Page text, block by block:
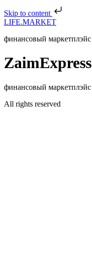
Skip to content
LIFE.MARKET
финансовый маркетплэйс
ZaimExpress
финансовый маркетплэйс
All rights reserved